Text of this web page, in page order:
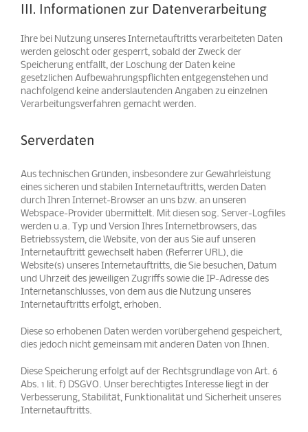
III. Informationen zur Datenverarbeitung
Ihre bei Nutzung unseres Internetauftritts verarbeiteten Daten
werden gelöscht oder gesperrt, sobald der Zweck der
Speicherung entfällt, der Löschung der Daten keine
gesetzlichen Aufbewahrungspflichten entgegenstehen und
nachfolgend keine anderslautenden Angaben zu einzelnen
Verarbeitungsverfahren gemacht werden.
Serverdaten
Aus technischen Gründen, insbesondere zur Gewährleistung
eines sicheren und stabilen Internetauftritts, werden Daten
durch Ihren Internet-Browser an uns bzw. an unseren
Webspace-Provider übermittelt. Mit diesen sog. Server-Logfiles
werden u.a. Typ und Version Ihres Internetbrowsers, das
Betriebssystem, die Website, von der aus Sie auf unseren
Internetauftritt gewechselt haben (Referrer URL), die
Website(s) unseres Internetauftritts, die Sie besuchen, Datum
und Uhrzeit des jeweiligen Zugriffs sowie die IP-Adresse des
Internetanschlusses, von dem aus die Nutzung unseres
Internetauftritts erfolgt, erhoben.
Diese so erhobenen Daten werden vorübergehend gespeichert,
dies jedoch nicht gemeinsam mit anderen Daten von Ihnen.
Diese Speicherung erfolgt auf der Rechtsgrundlage von Art. 6
Abs. 1 lit. f) DSGVO. Unser berechtigtes Interesse liegt in der
Verbesserung, Stabilität, Funktionalität und Sicherheit unseres
Internetauftritts.